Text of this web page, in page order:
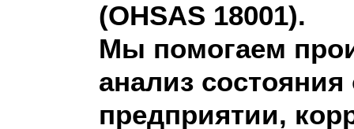
(OHSAS 18001).
Мы помогаем
анализ
предприятии,